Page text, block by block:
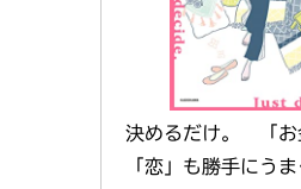
決めるだけ。　「お
「恋」も勝手にう